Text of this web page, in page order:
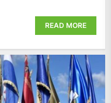
READ MORE